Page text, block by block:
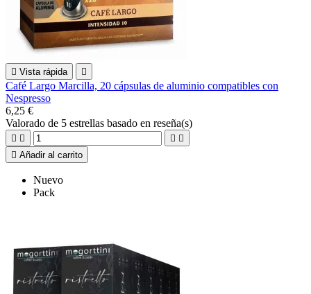
 Vista rápida 
Café Largo Marcilla, 20 cápsulas de aluminio compatibles con
Nespresso
6,25 €
Valorado de 5 estrellas basado en reseña(s)
   
 Añadir al carrito
Nuevo
Pack